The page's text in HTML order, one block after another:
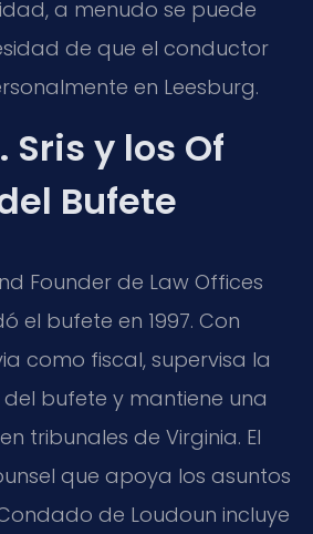
a menudo se puede
de que el conductor
en Leesburg.
Sris y los Of
Bufete
Founderde Law Offices
el bufete en 1997. Con
como fiscal, supervisa la
bufete y mantiene una
tribunales de Virginia. El
que apoya los asuntos
de Loudoun incluye